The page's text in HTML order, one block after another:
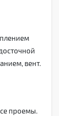
вент.
проемы.